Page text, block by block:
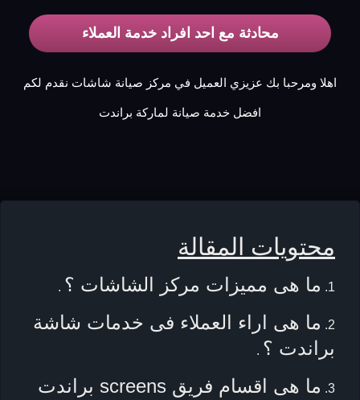
محادثة مع احد افراد خدمة العملاء
اهلا ومرحبا بك عزيزي العميل في مركز صيانة شاشات نقدم لكم
افضل خدمة صيانة لماركة براندت
محتويات المقالة
ما هى مميزات مركز الشاشات ؟ .
ما هى اراء العملاء فى خدمات شاشة
براندت ؟ .
ما هى اقسام فريق screens براندت